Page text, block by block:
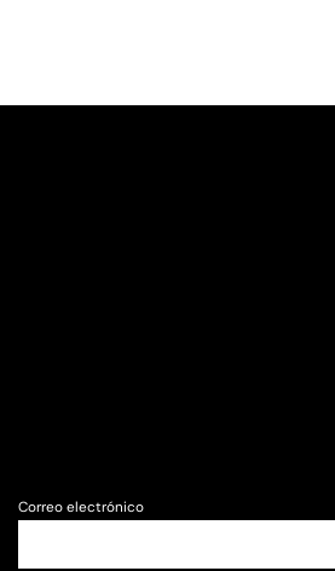
Correo electrónico